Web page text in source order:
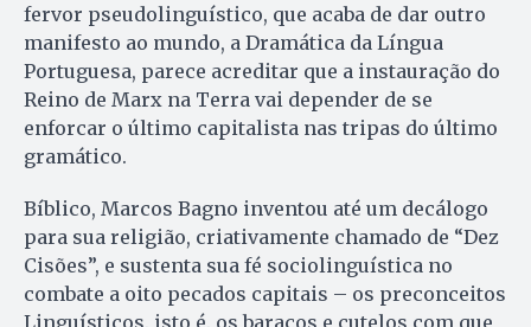
fervor pseudolinguístico, que acaba de dar outro
manifesto ao mundo, a Dramática da Língua
Portuguesa, parece acreditar que a instauração do
Reino de Marx na Terra vai depender de se
enforcar o último capitalista nas tripas do último
gramático.
Bíblico, Marcos Bagno inventou até um decálogo
para sua religião, criativamente chamado de “Dez
Cisões”, e sustenta sua fé sociolinguística no
combate a oito pecados capitais – os preconceitos